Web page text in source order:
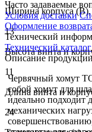
Ширина корпуса
13
Высота винта и
11
Длина винта и
24
Часто задаваемые
Условия доставки
Оформление
Технический
Технический каталог
Описание
Червячный хомут
собой хомут для
идеально подходит
механических